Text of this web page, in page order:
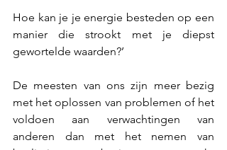
Hoe kan je je energie besteden op een
manier die strookt met je diepst
gewortelde waarden?’
De meesten van ons zijn meer bezig
met het oplossen van problemen of het
voldoen aan verwachtingen van
anderen dan met het nemen van